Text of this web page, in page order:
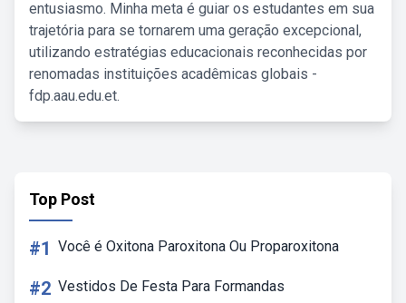
entusiasmo. Minha meta é guiar os estudantes em sua
trajetória para se tornarem uma geração excepcional,
utilizando estratégias educacionais reconhecidas por
renomadas instituições acadêmicas globais -
fdp.aau.edu.et.
Top Post
#1 Você é Oxitona Paroxitona Ou Proparoxitona
#2 Vestidos De Festa Para Formandas